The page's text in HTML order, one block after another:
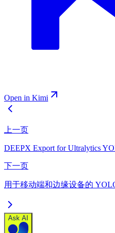
Open in Kimi
上一页
DEEPX Export for Ultralytics
下一页
用于移动端和边缘设备的
Ask AI